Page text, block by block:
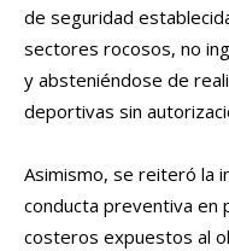
de seguridad
sectores rocosos, no
y absteniéndose de
deportivas sin
Asimismo, se reiteró la
conducta preventiva en
costeros expuestos al